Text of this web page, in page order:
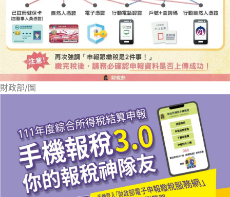
財政部/圖